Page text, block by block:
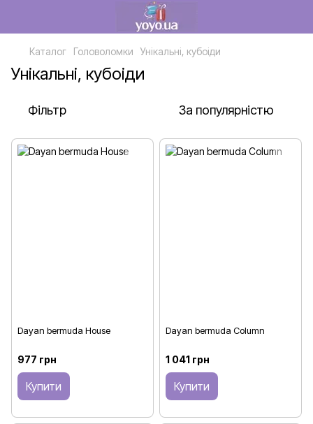
Каталог Головоломки Унікальні, кубоіди
Унікальні, кубоіди
Фільтр За популярністю
Dayan bermuda House
977 грн
Купити
Dayan bermuda Column
1 041 грн
Купити